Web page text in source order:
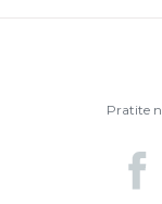
Pratite